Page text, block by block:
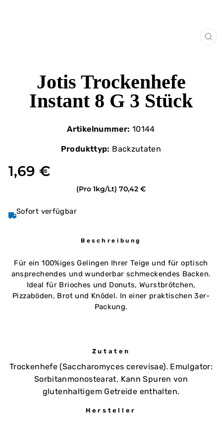
Jotis Trockenhefe
Instant 8 G 3 Stück
Artikelnummer: 10144
Produkttyp: Backzutaten
1,69 €
(Pro 1kg/Lt) 70,42 €
Sofort verfügbar
Beschreibung
Für ein 100%iges Gelingen Ihrer Teige und für optisch
ansprechendes und wunderbar schmeckendes Backen.
Ideal für Brioches und Donuts, Wurstbrötchen,
Pizzaböden, Brot und Knödel. In einer praktischen 3er-
Packung.
Zutaten
Trockenhefe (Saccharomyces cerevisae). Emulgator:
Sorbitanmonostearat. Kann Spuren von
glutenhaltigem Getreide enthalten.
Hersteller